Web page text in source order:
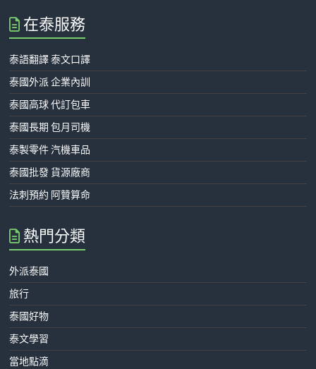
在泰服務
泰語翻譯 泰文口譯
泰國外派 企業內訓
泰國高球 代訂包車
泰國長期 包月司機
泰製零件 汽機車品
泰國批發 貨源廠商
法刺預約 阿贊算命
熱門分類
外派泰國
旅行
泰國好物
泰文學習
當地點滴